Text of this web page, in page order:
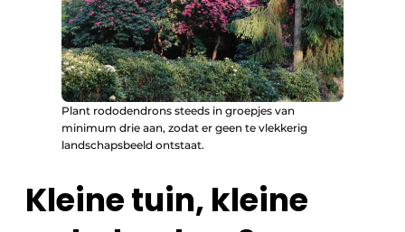
Plant rododendrons steeds in groepjes van
minimum drie aan, zodat er geen te vlekkerig
landschapsbeeld ontstaat.
Kleine tuin, kleine